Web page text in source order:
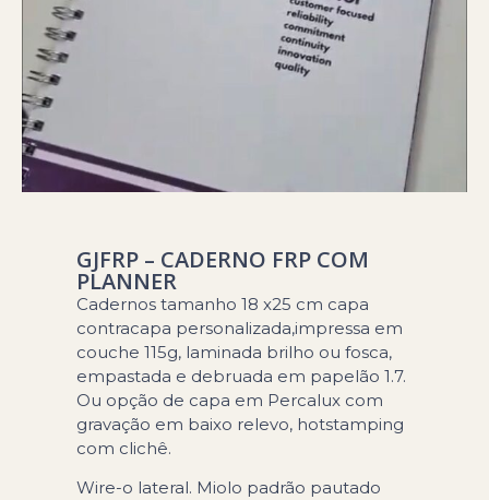
GJFRP – CADERNO FRP COM
PLANNER
Cadernos tamanho 18 x25 cm capa
contracapa personalizada,impressa em
couche 115g, laminada brilho ou fosca,
empastada e debruada em papelão 1.7.
Ou opção de capa em Percalux com
gravação em baixo relevo, hotstamping
com clichê.
Wire-o lateral. Miolo padrão pautado